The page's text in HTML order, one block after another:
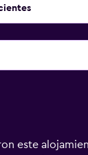
este